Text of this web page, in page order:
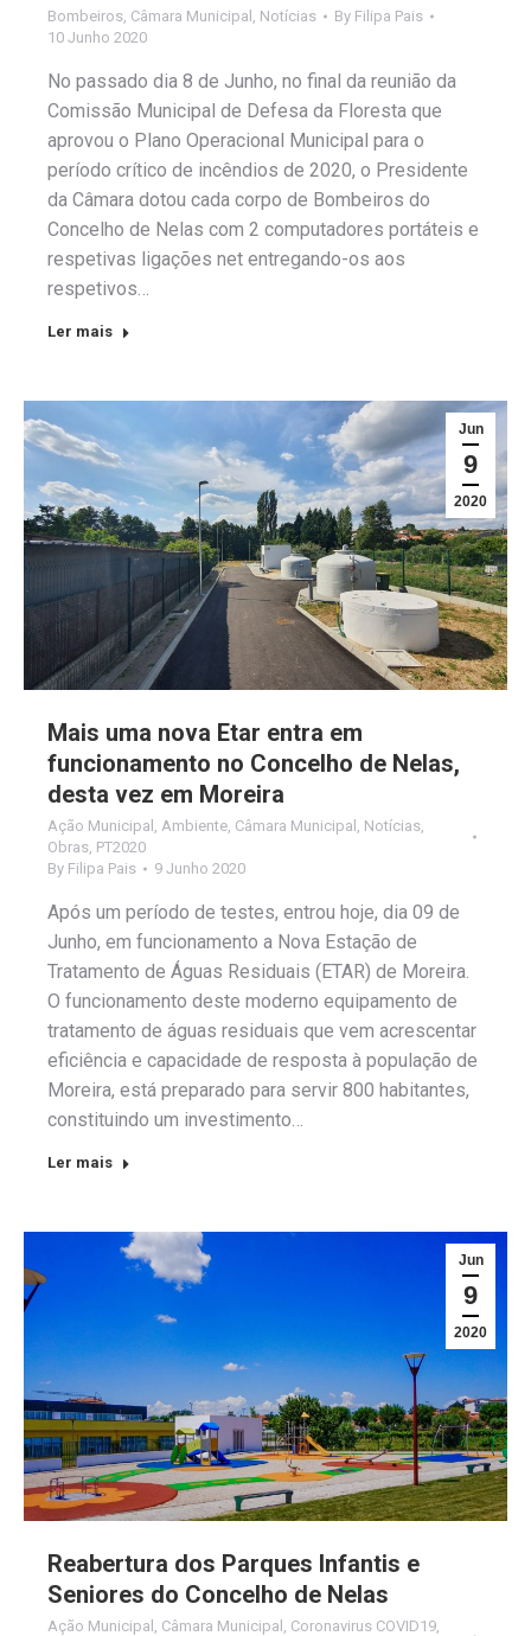
Bombeiros Câmara Municipal Notícias By Filipa Pais
10 Junho 2020
No passado dia 8 de Junho, no final da reunião da
Comissão Municipal de Defesa da Floresta que
aprovou o Plano Operacional Municipal para o
período crítico de incêndios de 2020, o Presidente
da Câmara dotou cada corpo de Bombeiros do
Concelho de Nelas com 2 computadores portáteis e
respetivas ligações net entregando-os aos
respetivos…
Ler mais
Jun
9
2020
Mais uma nova Etar entra em
funcionamento no Concelho de Nelas,
desta vez em Moreira
Ação Municipal Ambiente Câmara Municipal Notícias
Obras PT2020
By Filipa Pais 9 Junho 2020
Após um período de testes, entrou hoje, dia 09 de
Junho, em funcionamento a Nova Estação de
Tratamento de Águas Residuais (ETAR) de Moreira.
O funcionamento deste moderno equipamento de
tratamento de águas residuais que vem acrescentar
eficiência e capacidade de resposta à população de
Moreira, está preparado para servir 800 habitantes,
constituindo um investimento…
Ler mais
Jun
9
2020
Reabertura dos Parques Infantis e
Seniores do Concelho de Nelas
Ação Municipal , Câmara Municipal , Coronavirus COVID19,